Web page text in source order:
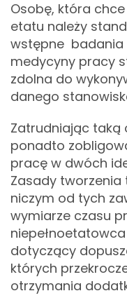
Osobę, która
etatu należy
wstępne badania
medycyny pracy
zdolna do
danego
Zatrudniając taką
ponadto
pracę w dwóch
Zasady tworzenia
niczym od tych
wymiarze czasu
dotyczący
których
otrzymania